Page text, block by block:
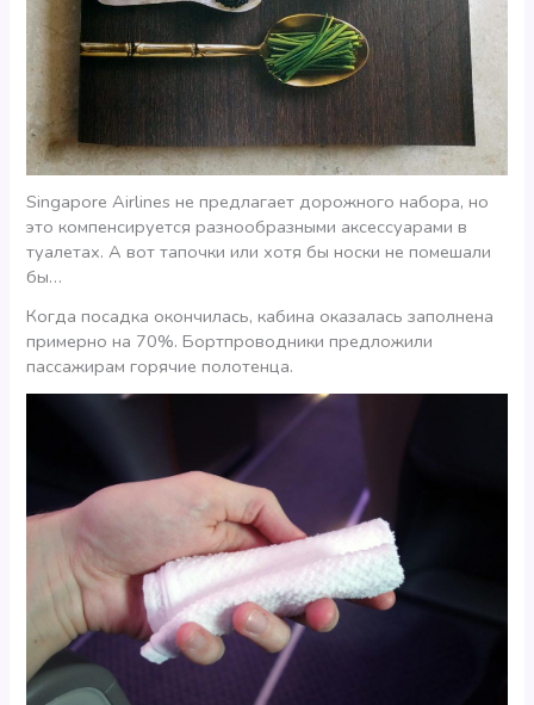
Singapore Airlines не предлагает дорожного набора, но
это компенсируется разнообразными аксессуарами в
туалетах. А вот тапочки или хотя бы носки не помешали
бы…
Когда посадка окончилась, кабина оказалась заполнена
примерно на 70%. Бортпроводники предложили
пассажирам горячие полотенца.